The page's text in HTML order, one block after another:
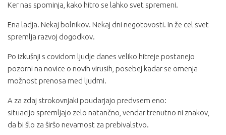
Ker nas spominja, kako hitro se lahko svet spremeni.
Ena ladja. Nekaj bolnikov. Nekaj dni negotovosti. In že cel svet
spremlja razvoj dogodkov.
Po izkušnji s covidom ljudje danes veliko hitreje postanejo
pozorni na novice o novih virusih, posebej kadar se omenja
možnost prenosa med ljudmi.
A za zdaj strokovnjaki poudarjajo predvsem eno:
situacijo spremljajo zelo natančno, vendar trenutno ni znakov,
da bi šlo za širšo nevarnost za prebivalstvo.